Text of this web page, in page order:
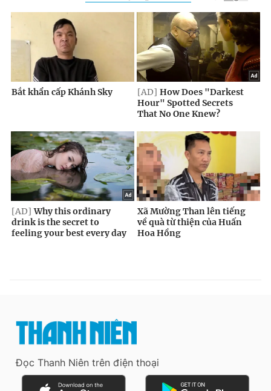
Đọc Thanh Niên trên điện thoại